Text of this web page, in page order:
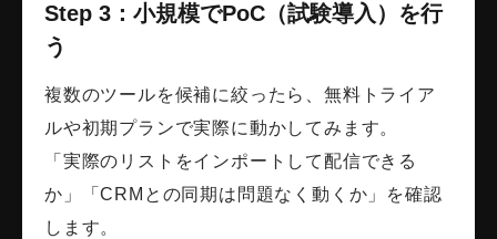
Step 3：小規模でPoC（試験導入）を行
う
複数のツールを候補に絞ったら、無料トライア
ルや初期プランで実際に動かしてみます。
「実際のリストをインポートして配信できる
か」「CRMとの同期は問題なく動くか」を確認
します。